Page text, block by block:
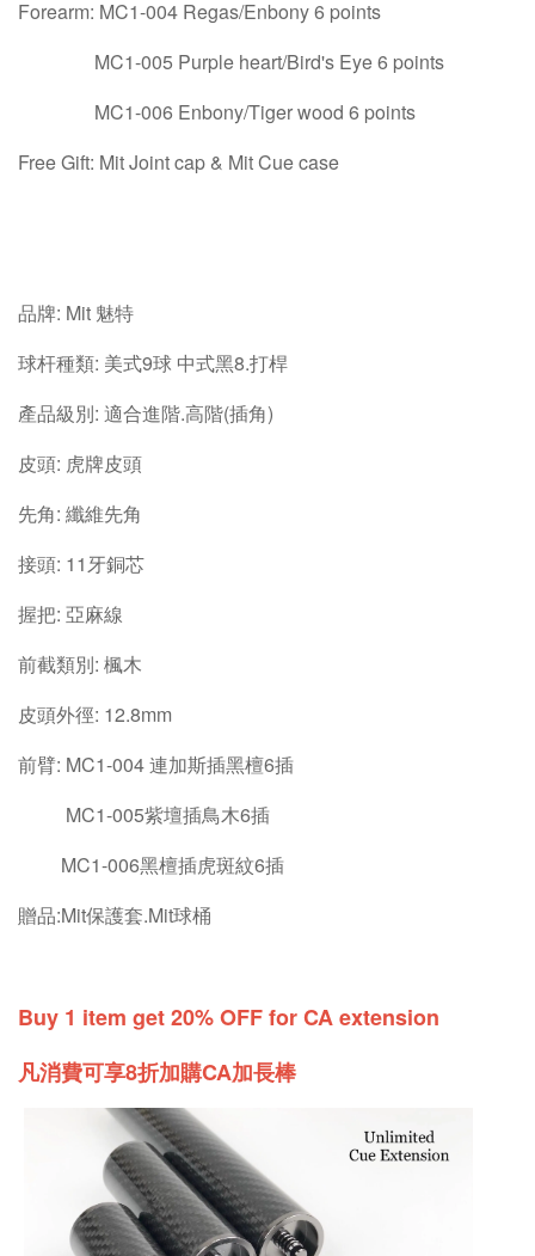
Forearm: MC1-004 Regas/Enbony 6 points
MC1-005 Purple heart/Bird's Eye 6 points
MC1-006 Enbony/Tiger wood 6 points
Free Gift: Mit Joint cap & Mit Cue case
品牌: Mit 魅特
球杆種類: 美式9球 中式黑8.打桿
產品級別: 適合進階.高階(插角)
皮頭: 虎牌皮頭
先角: 纖維先角
接頭: 11牙銅芯
握把: 亞麻線
前截類別: 楓木
皮頭外徑: 12.8mm
前臂: MC1-004 連加斯插黑檀6插
MC1-005紫壇插鳥木6插
MC1-006黑檀插虎斑紋6插
贈品:Mit保護套.Mit球桶
Buy 1 item get 20% OFF for CA extension
凡消費可享8折加購CA加長棒